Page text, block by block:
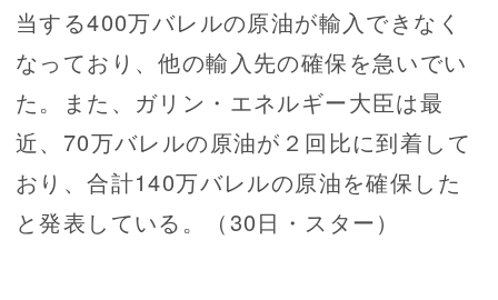
当する400万バレルの原油が輸入できなく
なっており、他の輸入先の確保を急いでい
た。また、ガリン・エネルギー大臣は最
近、70万バレルの原油が２回比に到着して
おり、合計140万バレルの原油を確保した
と発表している。（30日・スター）